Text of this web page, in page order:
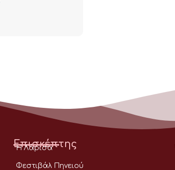
Επισκέπτης
Η Λάρισα
Φεστιβάλ Πηνειού